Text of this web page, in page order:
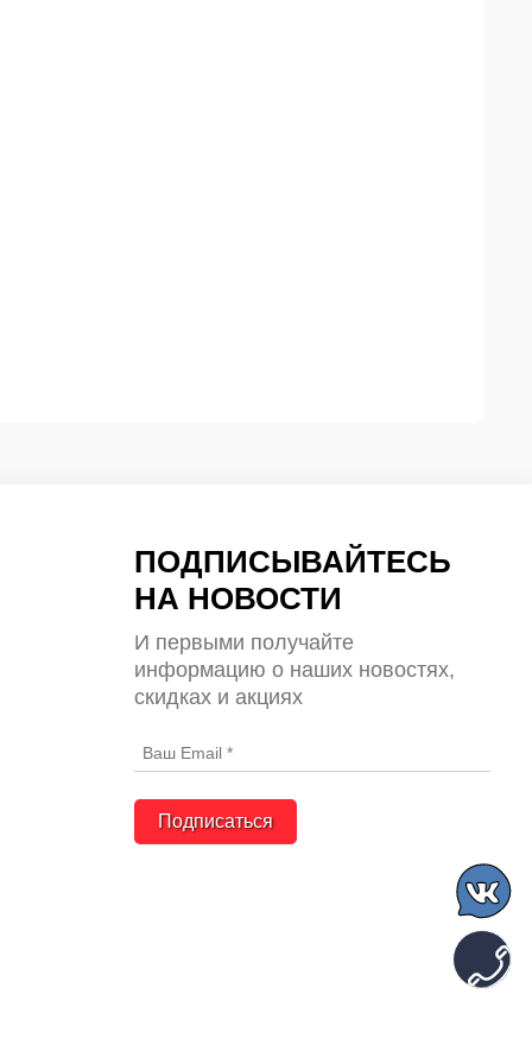
ПОДПИСЫВАЙТЕСЬ
НА НОВОСТИ
И первыми получайте
информацию о наших новостях,
скидках и акциях
Подписаться